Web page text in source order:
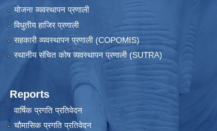
योजना व्यवस्थापन प्रणाली
विधुतीय हाजिर प्रणाली
सहकारी व्यवस्थापन प्रणाली (COPOMIS)
स्थानीय संचित कोष व्यवस्थापन प्रणाली (SUTRA)
Reports
वार्षिक प्रगति प्रतिवेदन
चौमासिक प्रगति प्रतिवेदन